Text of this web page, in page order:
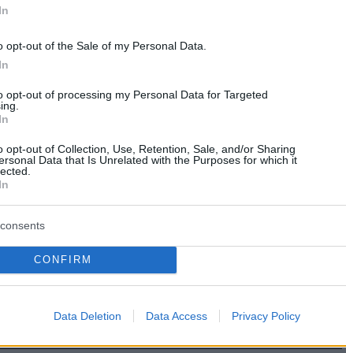
opt-out of the Sale of my Personal Data.
opt-out of processing my Personal Data for Targeted
opt-out of Collection, Use, Retention, Sale, and/or Sharing
Data that Is Unrelated with the Purposes for which it
CONFIRM
Data Deletion Data Access Privacy Policy
Τζώρτζογλου για Σοφία
Είχαμε χωρίσει πριν από το
στις τελευταίες μας διακοπές και περάσαμε πολύ
αγαπιόμαστε, πρόσθεσε ο ηθοποιός
του Στράτου
για το unfollow στο
με τη Σοφία Μαριόλα
άνθρωπος και ανοιχτός στον έρωτα, σχολίασε ο